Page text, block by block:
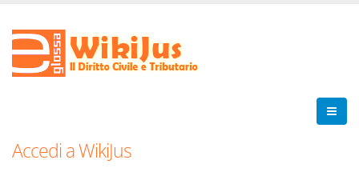
Accedi a WikiJus